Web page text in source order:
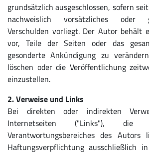
grundsätzlich ausgeschlossen, sofern
nachweislich vorsätzliches oder
Verschulden vorliegt. Der Autor behält
vor, Teile der Seiten oder das
gesonderte Ankündigung zu
löschen oder die Veröffentlichung
einzustellen.
2. Verweise und Links
Bei direkten oder indirekten
Internetseiten ("Links"), die
Verantwortungsbereiches des Autors
Haftungsverpflichtung ausschließlich